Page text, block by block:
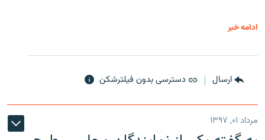
ادامه خبر
ارسال دسترسی بدون فیلترشکن
مرداد ۰۱, ۱۳۹۷